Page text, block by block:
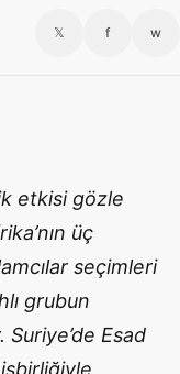
𝕏 f w
etkisi gözle
üç
seçimleri
grubun
Esad